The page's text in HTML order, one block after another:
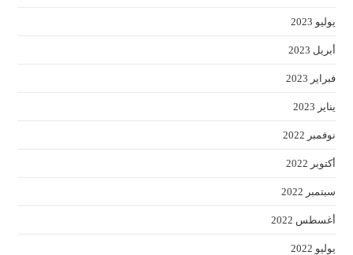
يوليو 2023
أبريل 2023
فبراير 2023
يناير 2023
نوفمبر 2022
أكتوبر 2022
سبتمبر 2022
أغسطس 2022
يوليو 2022